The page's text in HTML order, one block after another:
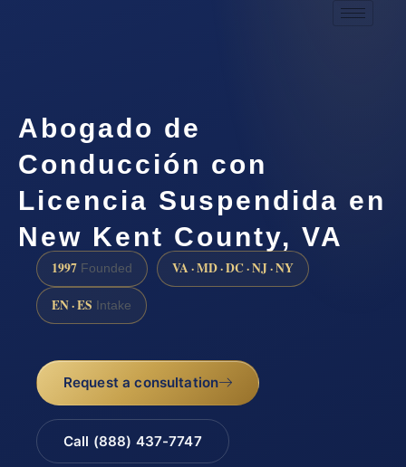
Abogado de
Conducción con
Licencia Suspendida en
New Kent County, VA
1997 Founded VA · MD · DC · NJ · NY
EN · ES Intake
Request a consultation
Call (888) 437-7747